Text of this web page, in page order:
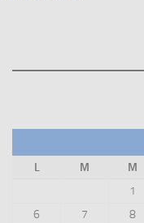
L
M M
1
6
7 8